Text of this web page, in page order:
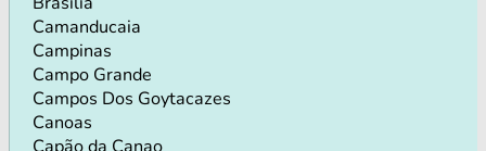
Camanducaia
Campinas
Campo Grande
Campos Dos Goytacazes
Canoas